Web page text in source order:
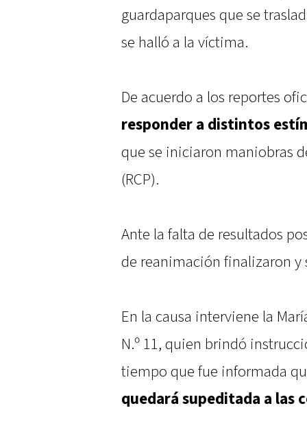
guardaparques que se
se halló a la víctima.
De acuerdo a los reportes
responder a distintos
que se iniciaron maniobras
(RCP).
Ante la falta de resultados
de reanimación finalizaron
En la causa interviene la
N.º 11, quien brindó
tiempo que fue informada
quedará supeditada a las